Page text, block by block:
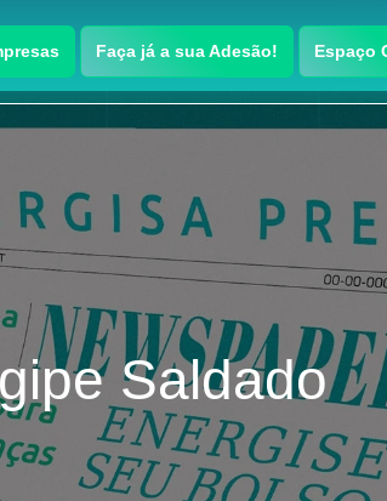
Faça já a sua Adesão! Espaço
Saldado